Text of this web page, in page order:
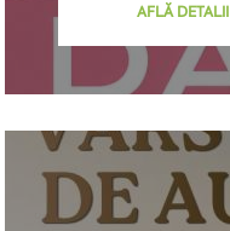
AFLĂ DETALII